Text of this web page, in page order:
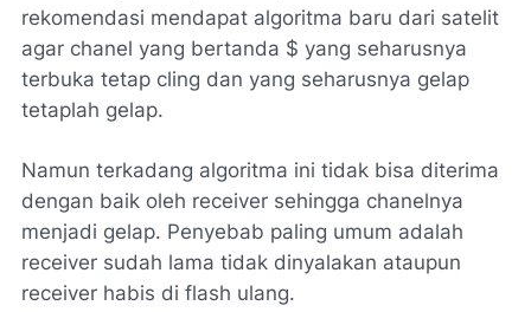
rekomendasi mendapat algoritma baru dari satelit
agar chanel yang bertanda $ yang seharusnya
terbuka tetap cling dan yang seharusnya gelap
tetaplah gelap.
Namun terkadang algoritma ini tidak bisa diterima
dengan baik oleh receiver sehingga chanelnya
menjadi gelap. Penyebab paling umum adalah
receiver sudah lama tidak dinyalakan ataupun
receiver habis di flash ulang.